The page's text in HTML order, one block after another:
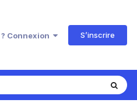
Connexion S’inscrire